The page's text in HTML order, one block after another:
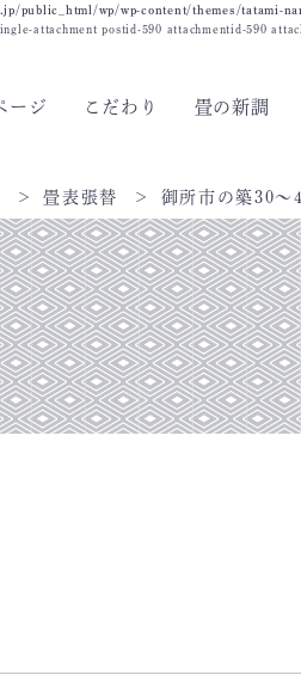
public_html/wp/wp-content/themes/tatami-
attachment postid-590 attachmentid-590
ージ こだわり 畳の新調
畳表張替 御所市の築30